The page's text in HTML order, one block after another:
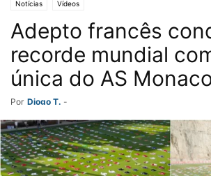
Notícias Vídeos
Adepto francês
recorde mundial
única do AS
Por Diogo T. -